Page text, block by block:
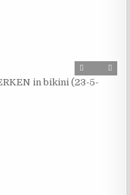
in bikini (23-5-